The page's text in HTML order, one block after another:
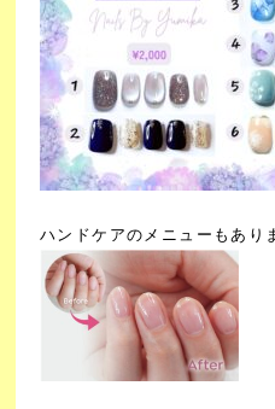
ハンドケアのメニューもあり